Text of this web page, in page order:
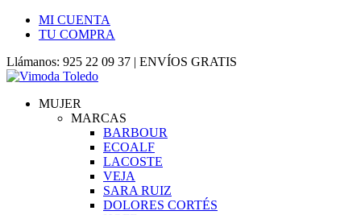
MI CUENTA
TU COMPRA
Llámanos: 925 22 09 37 | ENVÍOS GRATIS
MUJER
MARCAS
BARBOUR
ECOALF
LACOSTE
VEJA
SARA RUIZ
DOLORES CORTÉS